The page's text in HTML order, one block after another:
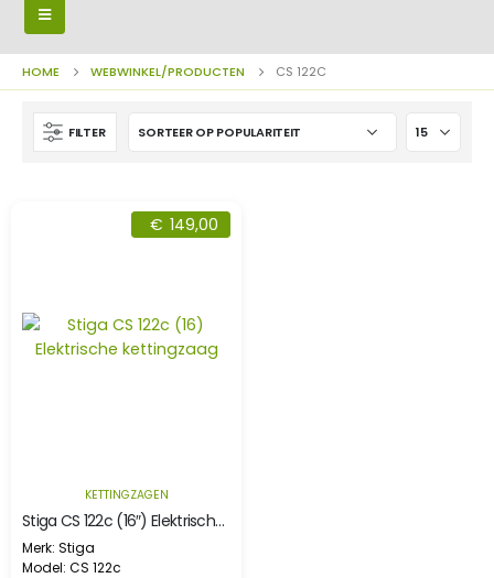
HOME WEBWINKEL/PRODUCTEN CS 122C
FILTER
€ 149,00
KETTINGZAGEN
Stiga CS 122c (16″) Elektrische kettingzaag
Merk: Stiga
Model: CS 122c